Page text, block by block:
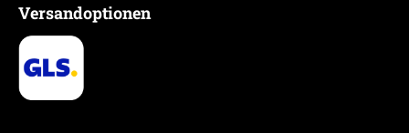
Versandoptionen